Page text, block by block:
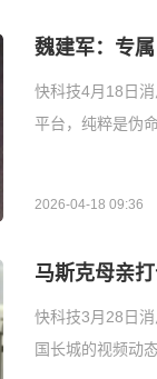
魏建军：专
快科技4月18日
平台，纯粹是伪
2026-04-18 09:36
马斯克母亲
快科技3月28日
国长城的视频动